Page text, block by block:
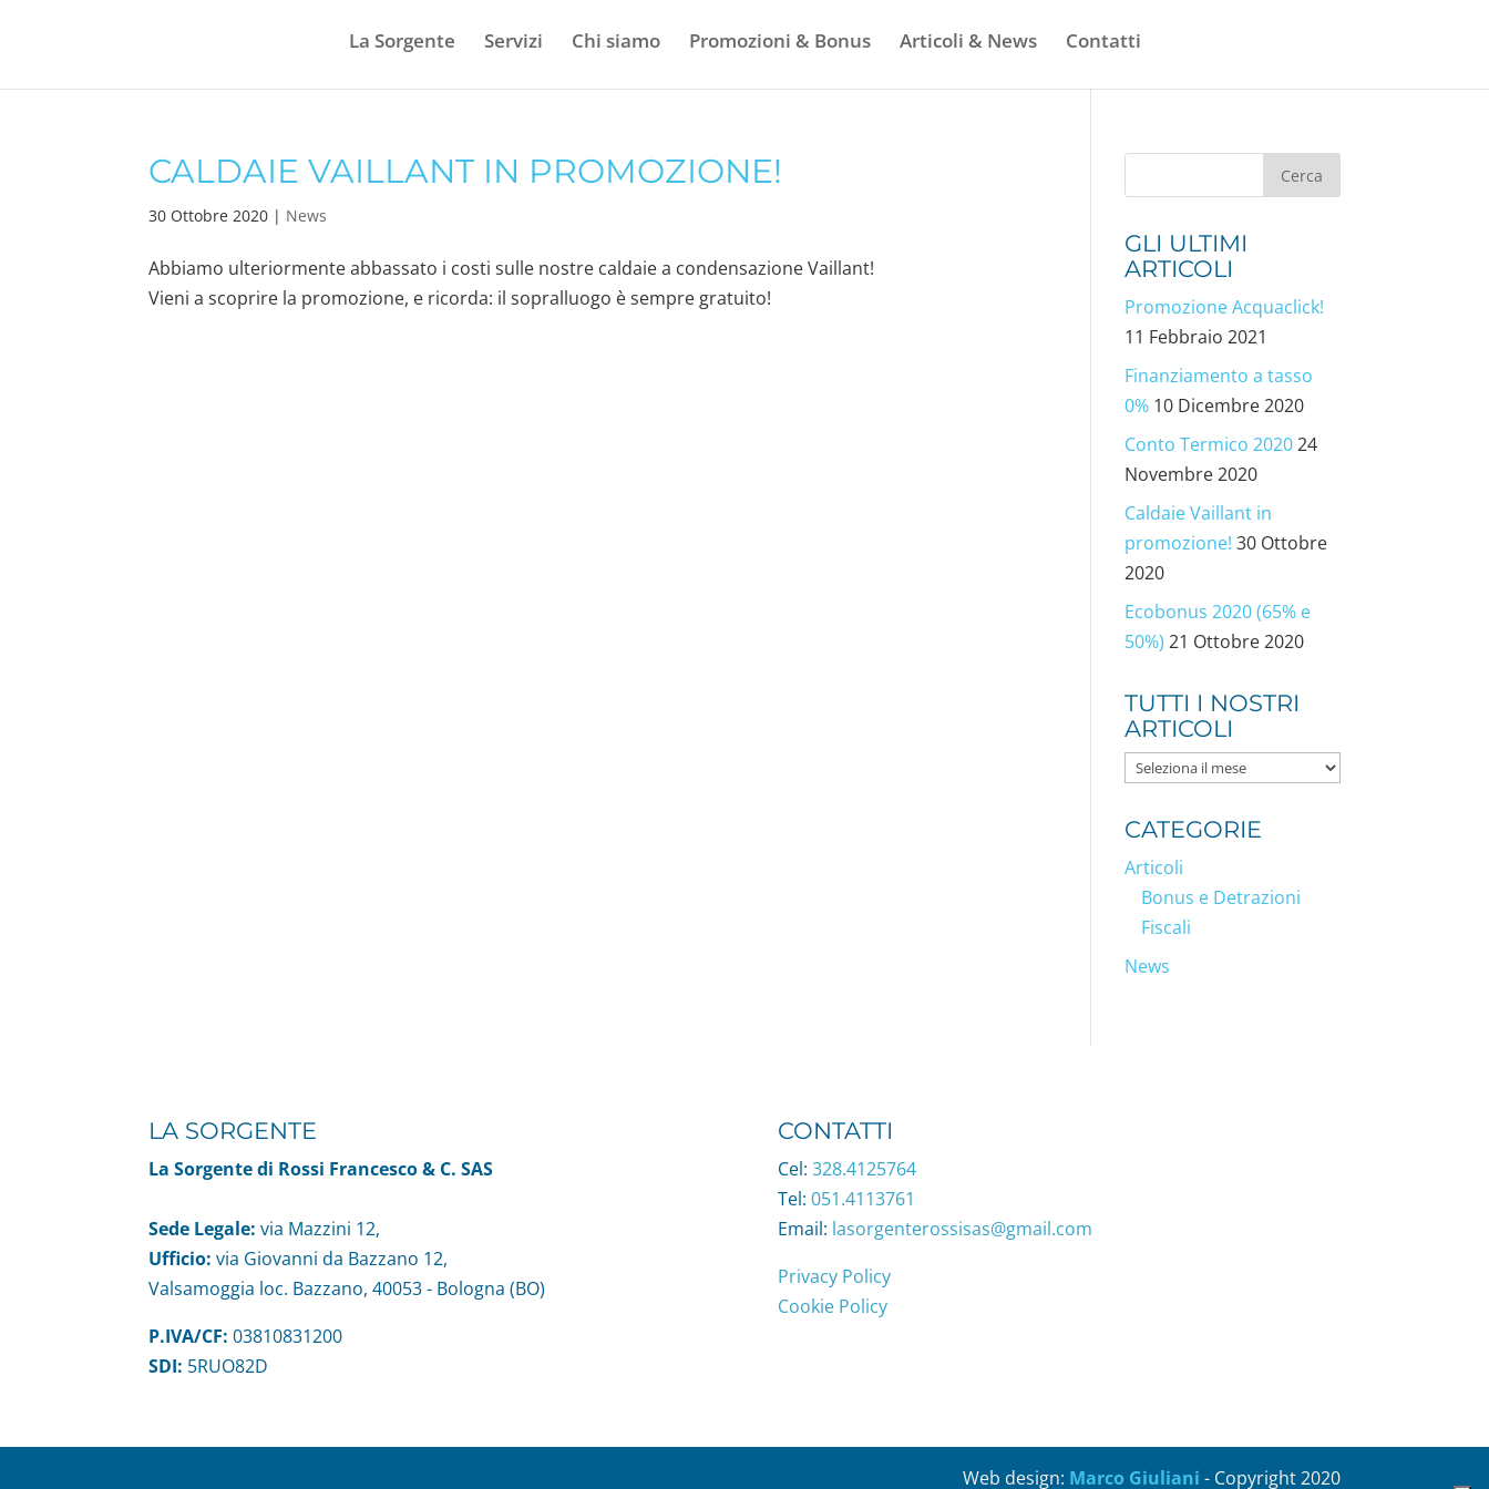
La Sorgente Servizi Chi siamo Promozioni & Bonus Articoli & News Contatti
CALDAIE VAILLANT IN PROMOZIONE!
30 Ottobre 2020 | News
Abbiamo ulteriormente abbassato i costi sulle nostre caldaie a condensazione Vaillant!
Vieni a scoprire la promozione, e ricorda: il sopralluogo è sempre gratuito!
GLI ULTIMI
ARTICOLI
Promozione Acquaclick!
11 Febbraio 2021
Finanziamento a tasso
0% 10 Dicembre 2020
Conto Termico 202024
Novembre 2020
Caldaie Vaillant in
promozione! 30 Ottobre
2020
Ecobonus 2020 (65% e
50%) 21 Ottobre 2020
TUTTI I NOSTRI
ARTICOLI
Tutti
nostri
articoli
CATEGORIE
Articoli
Bonus e Detrazioni
Fiscali
News
LA SORGENTE
La Sorgente di Rossi Francesco & C. SAS
Sede Legale: via Mazzini 12,
Ufficio: via Giovanni da Bazzano 12,
Valsamoggia loc. Bazzano, 40053 - Bologna (BO)
P.IVA/CF:03810831200
SDI: 5RUO82D
CONTATTI
Cel: 328.4125764
Tel: 051.4113761
Email: lasorgenterossisas@gmail.com
Privacy Policy
Cookie Policy
Web design: Marco Giuliani - Copyright 2020